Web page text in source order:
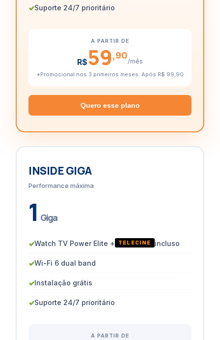
✓Suporte 24/7 prioritário
A PARTIR DE
R$59 ,90
/mês
*Promocional nos 3 primeiros meses. Após R$ 99,90
Quero esse plano
INSIDE GIGA
Performance máxima
1 Giga
✓Watch TV Power Elite + TELECINE incluso
✓Wi-Fi 6 dual band
✓Instalação grátis
✓Suporte 24/7 prioritário
A PARTIR DE